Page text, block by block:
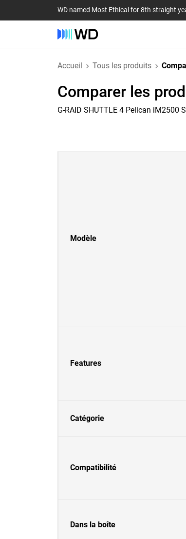
WD named Most Ethical for 8th straight
Accueil Tous les produits
Comparer les
G-RAID SHUTTLE 4 Pelican iM2500
Modèle
Features
Catégorie
Compatibilité
Dans la boîte